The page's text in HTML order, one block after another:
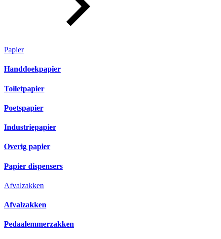
Papier
Handdoekpapier
Toiletpapier
Poetspapier
Industriepapier
Overig papier
Papier dispensers
Afvalzakken
Afvalzakken
Pedaalemmerzakken